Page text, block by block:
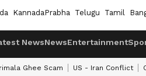
KannadaPrabha Telugu Tamil
NewsNewsEntertainment
Ghee Scam US - Iran Conflict